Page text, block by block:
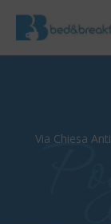
Via Chiesa